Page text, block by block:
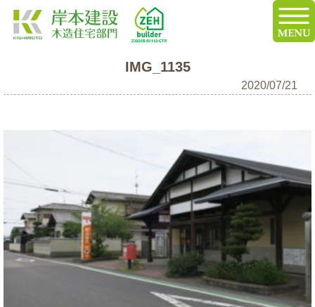
IMG_1135
2020/07/21